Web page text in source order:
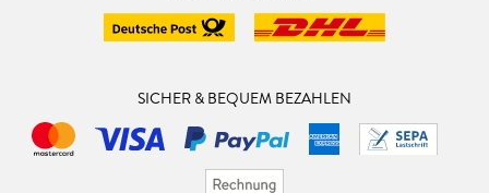
SICHER & BEQUEM BEZAHLEN